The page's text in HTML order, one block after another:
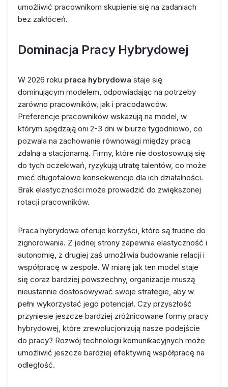
umożliwić pracownikom skupienie się na zadaniach
bez zakłóceń.
Dominacja Pracy Hybrydowej
W 2026 roku praca hybrydowa staje się
dominującym modelem, odpowiadając na potrzeby
zarówno pracowników, jak i pracodawców.
Preferencje pracowników wskazują na model, w
którym spędzają oni 2-3 dni w biurze tygodniowo, co
pozwala na zachowanie równowagi między pracą
zdalną a stacjonarną. Firmy, które nie dostosowują się
do tych oczekiwań, ryzykują utratę talentów, co może
mieć długofalowe konsekwencje dla ich działalności.
Brak elastyczności może prowadzić do zwiększonej
rotacji pracowników.
Praca hybrydowa oferuje korzyści, które są trudne do
zignorowania. Z jednej strony zapewnia elastyczność i
autonomię, z drugiej zaś umożliwia budowanie relacji i
współpracę w zespole. W miarę jak ten model staje
się coraz bardziej powszechny, organizacje muszą
nieustannie dostosowywać swoje strategie, aby w
pełni wykorzystać jego potencjał. Czy przyszłość
przyniesie jeszcze bardziej zróżnicowane formy pracy
hybrydowej, które zrewolucjonizują nasze podejście
do pracy? Rozwój technologii komunikacyjnych może
umożliwić jeszcze bardziej efektywną współpracę na
odległość.